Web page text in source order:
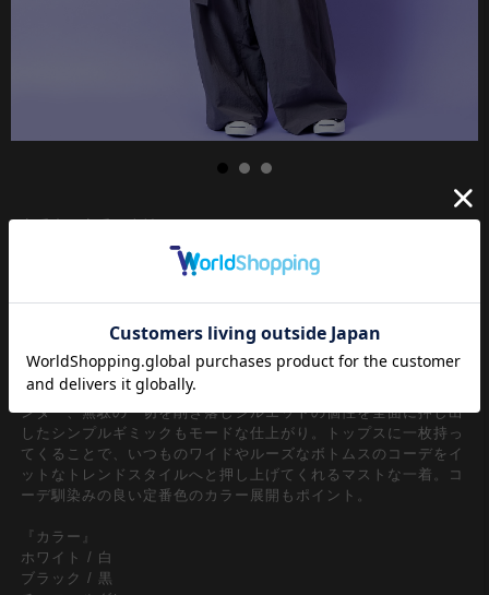
タイルの流れや古着ミックススタイルなどトレンドのムードから
スリム×ショート丈のミニマルなシルエットはメンズレディース
上品なムードを感じさせるサラっとした触感とストレッチ感溢れ
イトかつショート丈のイットなフォルムがスタイリッシュ。やり
過ぎないバランスでやや太めにとったクルーネックの同生地バイ
ンダー、無駄の一切を削ぎ落しシルエットの個性を全面に押し出
したシンプルギミックもモードな仕上がり。トップスに一枚持っ
てくることで、いつものワイドやルーズなボトムスのコーデをイ
ットなトレンドスタイルへと押し上げてくれるマストな一着。コ
ーデ馴染みの良い定番色のカラー展開もポイント。
『カラー』
ホワイト / 白
ブラック / 黒